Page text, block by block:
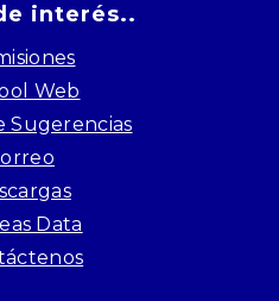
interés..
Web
Sugerencias
Data